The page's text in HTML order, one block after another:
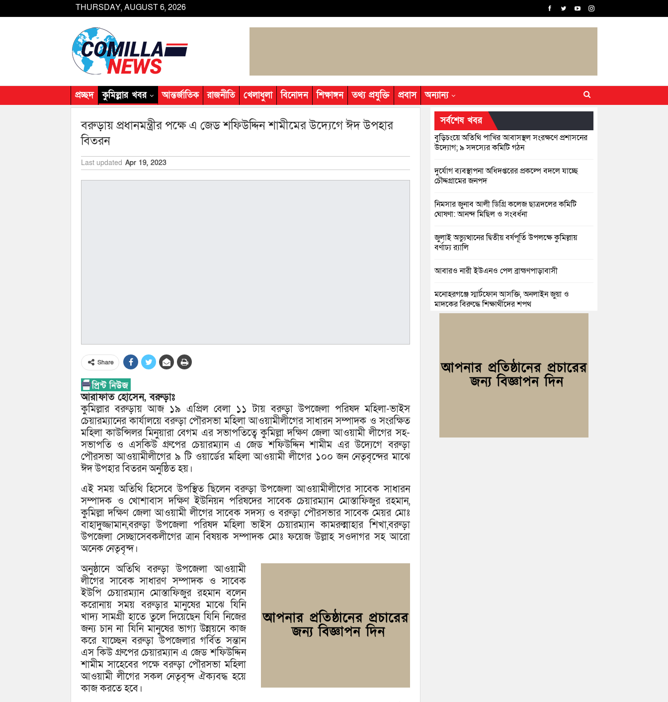
THURSDAY, AUGUST 6, 2026
প্রচ্ছদ কুমিল্লার খবর আন্তর্জাতিক রাজনীতি খেলাধুলা বিনোদন শিক্ষাঙ্গন তথ্য প্রযুক্তি প্রবাস অন্যান্য
বরুড়ায় প্রধানমন্ত্রীর পক্ষে এ জেড শফিউদ্দিন শামীমের উদ্যেগে ঈদ উপহার
বিতরন
Last updated Apr 19, 2023
Share
আরাফাত হোসেন, বরুড়াঃ
কুমিল্লার বরুড়ায় আজ ১৯ এপ্রিল বেলা ১১ টায় বরুড়া উপজেলা পরিষদ মহিলা-ভাইস
চেয়ারম্যানের কার্যালয়ে বরুড়া পৌরসভা মহিলা আওয়ামীলীগের সাধারন সম্পাদক ও সংরক্ষিত
মহিলা কাউন্সিলর মিনুয়ারা বেগম এর সভাপতিত্বে কুমিল্লা দক্ষিণ জেলা আওয়ামী লীগের সহ-
সভাপতি ও এসকিউ গ্রুপের চেয়ারম্যান এ জেড শফিউদ্দিন শামীম এর উদ্যেগে বরুড়া
পৌরসভা আওয়ামীলীগের ৯ টি ওয়ার্ডের মহিলা আওয়ামী লীগের ১০০ জন নেতৃবৃন্দের মাঝে
ঈদ উপহার বিতরন অনুষ্ঠিত হয়।
এই সময় অতিথি হিসেবে উপস্থিত ছিলেন বরুড়া উপজেলা আওয়ামীলীগের সাবেক সাধারন
সম্পাদক ও খোশাবাস দক্ষিণ ইউনিয়ন পরিষদের সাবেক চেয়ারম্যান মোস্তাফিজুর রহমান,
কুমিল্লা দক্ষিণ জেলা আওয়ামী লীগের সাবেক সদস্য ও বরুড়া পৌরসভার সাবেক মেয়র মোঃ
বাহাদুজ্জামান,বরুড়া উপজেলা পরিষদ মহিলা ভাইস চেয়ারম্যান কামরুন্নাহার শিখা,বরুড়া
উপজেলা সেচ্ছাসেবকলীগের ত্রান বিষয়ক সম্পাদক মোঃ ফয়েজ উল্লাহ সওদাগর সহ আরো
অনেক নেতৃবৃন্দ।
অনুষ্ঠানে অতিথি বরুড়া উপজেলা আওয়ামী
লীগের সাবেক সাধারণ সম্পাদক ও সাবেক
ইউপি চেয়ারম্যান মোস্তাফিজুর রহমান বলেন
করোনায় সময় বরুড়ার মানুষের মাঝে যিনি
খাদ্য সামগ্রী হাতে তুলে দিয়েছেন যিনি নিজের
জন্য চান না যিনি মানুষের ভাগ্য উন্নয়নে কাজ
করে যাচ্ছেন বরুড়া উপজেলার গর্বিত সন্তান
এস কিউ গ্রুপের চেয়ারম্যান এ জেড শফিউদ্দিন
শামীম সাহেবের পক্ষে বরুড়া পৌরসভা মহিলা
আওয়ামী লীগের সকল নেতৃবৃন্দ ঐক্যবদ্ধ হয়ে
কাজ করতে হবে।
সর্বশেষ খবর
বুড়িচংয়ে অতিথি পাখির আবাসস্থল সংরক্ষণে প্রশাসনের
উদ্যোগ; ৯ সদস্যের কমিটি গঠন
দুর্যোগ ব্যবস্থাপনা অধিদপ্তরের প্রকল্পে বদলে যাচ্ছে
চৌদ্দগ্রামের জনপদ
নিমসার জুনাব আলী ডিগ্রি কলেজ ছাত্রদলের কমিটি
ঘোষণা: আনন্দ মিছিল ও সংবর্ধনা
জুলাই অভ্যুত্থানের দ্বিতীয় বর্ষপূর্তি উপলক্ষে কুমিল্লায়
বর্ণাঢ্য র‍্যালি
আবারও নারী ইউএনও পেল ব্রাহ্মণপাড়াবাসী
মনোহরগঞ্জে স্মার্টফোন আসক্তি, অনলাইন জুয়া ও
মাদকের বিরুদ্ধে শিক্ষার্থীদের শপথ
কুমিল্লা বিজিবির অভিযান: এক কোটি ১৫ লাখ টাকার
ভারতীয় শাড়ি ও মোবাইল ডিসপ্লে জব্দ
ঘোষণা; সভাপতি ইমন, সম্পাদক সিয়াম